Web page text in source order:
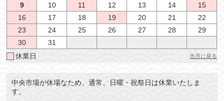
9
10 11 12 13 14
15
16
17 18 19 20 21
22
23
24 25 26 27 28
29
30
31
休業日
当月に戻る
中央市場が休場なため、通常、日曜・祝祭日は休業いたしま
す。